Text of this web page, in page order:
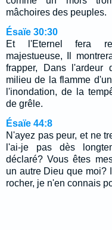
mâchoires des peuples.
Ésaïe 30:30
Et l'Eternel fera
majestueuse, Il
frapper, Dans l'ardeur
milieu de la flamme
l'inondation, de la
de grêle.
Ésaïe 44:8
N'ayez pas peur, et ne
l'ai-je pas dès
déclaré? Vous êtes
un autre Dieu que moi?
rocher, je n'en connais